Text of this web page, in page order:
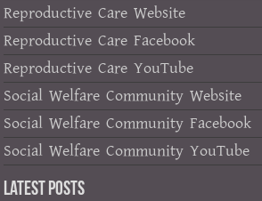
Reproductive Care Website
Reproductive Care Facebook
Reproductive Care YouTube
Social Welfare Community Website
Social Welfare Community Facebook
Social Welfare Community YouTube
Latest Posts